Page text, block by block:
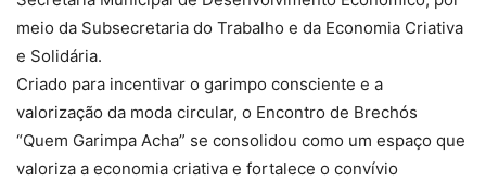
meio da Subsecretaria do Trabalho e da Economia Criativa
e Solidária.
Criado para incentivar o garimpo consciente e a
valorização da moda circular, o Encontro de Brechós
“Quem Garimpa Acha” se consolidou como um espaço que
valoriza a economia criativa e fortalece o convívio